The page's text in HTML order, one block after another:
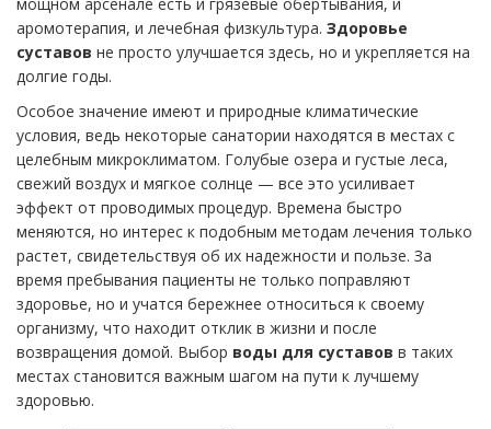
аромотерапия, и лечебная физкультура. Здоровье
суставов не просто улучшается здесь, но и укрепляется на
долгие годы.
Особое значение имеют и природные климатические
условия, ведь некоторые санатории находятся в местах с
целебным микроклиматом. Голубые озера и густые леса,
свежий воздух и мягкое солнце — все это усиливает
эффект от проводимых процедур. Времена быстро
меняются, но интерес к подобным методам лечения только
растет, свидетельствуя об их надежности и пользе. За
время пребывания пациенты не только поправляют
здоровье, но и учатся бережнее относиться к своему
организму, что находит отклик в жизни и после
возвращения домой. Выбор воды для суставов в таких
местах становится важным шагом на пути к лучшему
здоровью.